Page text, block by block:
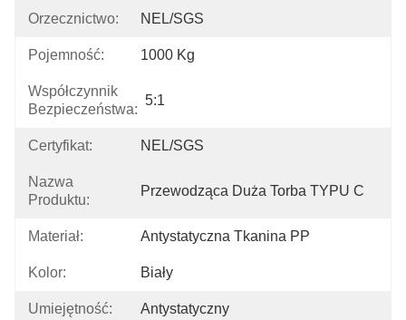
Orzecznictwo: NEL/SGS
Pojemność: 1000 Kg
Współczynnik
Bezpieczeństwa:
5:1
Certyfikat: NEL/SGS
Nazwa
Produktu:
Przewodząca Duża Torba TYPU C
Materiał: Antystatyczna Tkanina PP
Kolor: Biały
Umiejętność: Antystatyczny